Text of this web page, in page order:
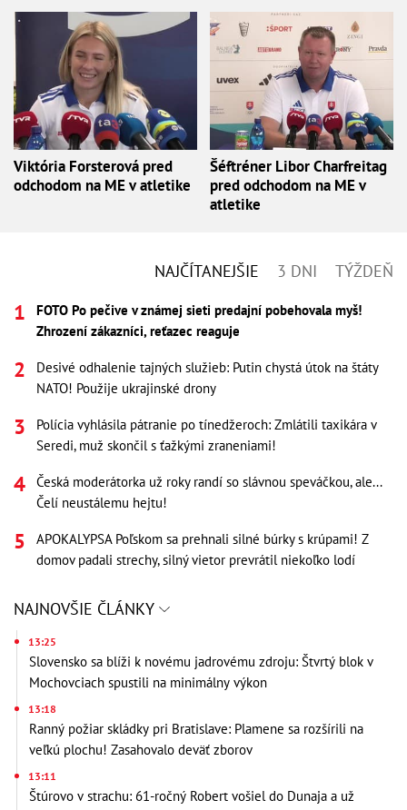
Viktória Forsterová pred
odchodom na ME v atletike
Šéftréner Libor Charfreitag
pred odchodom na ME v
atletike
NAJČÍTANEJŠIE 3 DNI TÝŽDEŇ
FOTO Po pečive v známej sieti predajní pobehovala myš!
Zhrození zákazníci, reťazec reaguje
Desivé odhalenie tajných služieb: Putin chystá útok na štáty
NATO! Použije ukrajinské drony
Polícia vyhlásila pátranie po tínedžeroch: Zmlátili taxikára v
Seredi, muž skončil s ťažkými zraneniami!
Česká moderátorka už roky randí so slávnou speváčkou, ale...
Čelí neustálemu hejtu!
APOKALYPSA Poľskom sa prehnali silné búrky s krúpami! Z
domov padali strechy, silný vietor prevrátil niekoľko lodí
NAJNOVŠIE ČLÁNKY
13:25
Slovensko sa blíži k novému jadrovému zdroju: Štvrtý blok v
Mochovciach spustili na minimálny výkon
13:18
Ranný požiar skládky pri Bratislave: Plamene sa rozšírili na
veľkú plochu! Zasahovalo deväť zborov
13:11
Štúrovo v strachu: 61-ročný Robert vošiel do Dunaja a už